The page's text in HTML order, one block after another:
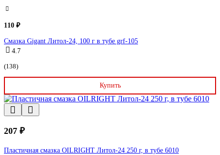
110 ₽
Смазка Gigant Литол-24, 100 г в тубе grf-105
4.7
(138)
Купить
207 ₽
Пластичная смазка OILRIGHT Литол-24 250 г, в тубе 6010